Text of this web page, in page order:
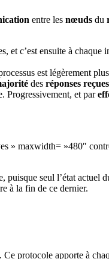
entre les nœuds du
et c’est ensuite à
est légèrement
des réponses reçues
Progressivement, et par
» maxwidth= »480″
puisque seul l’état actuel
à la fin de ce dernier.
. Ce protocole apporte à